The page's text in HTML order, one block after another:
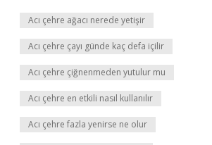
Acı çehre ağacı nerede yetişir
Acı çehre çayı günde kaç defa içilir
Acı çehre çiğnenmeden yutulur mu
Acı çehre en etkili nasıl kullanılır
Acı çehre fazla yenirse ne olur